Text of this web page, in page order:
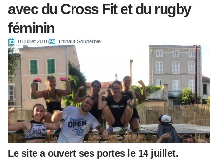
avec du Cross Fit et du rugby
féminin
18 juillet 2018 Thibaut Souperbie
Le site a ouvert ses portes le 14 juillet.